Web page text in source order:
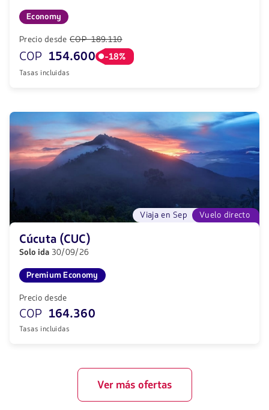
Economy
Precio desde COP 189.110
COP 154.600 -18%
Tasas incluidas
Vuelo directo
Viaja en Sep
Cúcuta (CUC)
Solo ida 30/09/26
Premium Economy
Precio desde
COP 164.360
Tasas incluidas
Ver más ofertas